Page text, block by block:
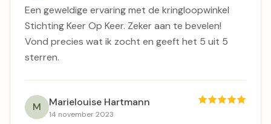
Een geweldige ervaring met de kringloopwinkel
Stichting Keer Op Keer. Zeker aan te bevelen!
Vond precies wat ik zocht en geeft het 5 uit 5
sterren.
M Marielouise Hartmann
14 november 2023